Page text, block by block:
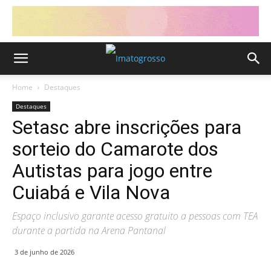
Home Destaques
Destaques
Setasc abre inscrições para
sorteio do Camarote dos
Autistas para jogo entre
Cuiabá e Vila Nova
Espaço inclusivo garante acesso gratuito a pessoas com TEA
durante a partida na Arena Pantanal
3 de junho de 2026